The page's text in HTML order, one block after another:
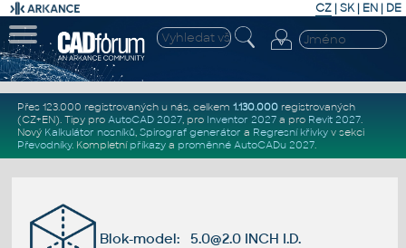
CZ | SK| EN | DE
Přes 123.000 registrovaných u nás, celkem 1.130.000registrovaných
(CZ+EN). Tipy pro AutoCAD 2027, pro Inventor 2027a pro Revit 2027.
Nový Kalkulátor nosníků, Spirograf generátor a Regresní křivkyv sekci
Převodníky. Kompletní příkazya proměnné AutoCADu 2027.
Blok-model: 5.0@2.0 INCH I.D.